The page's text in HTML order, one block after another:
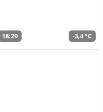
18:29 -3,4 °C